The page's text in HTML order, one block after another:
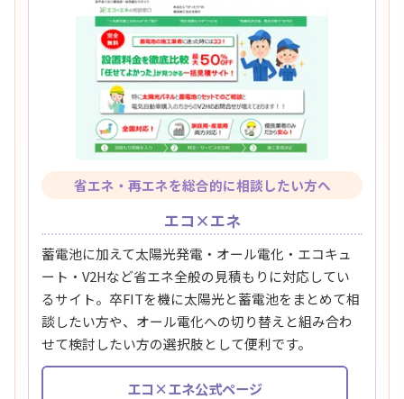
省エネ・再エネを総合的に相談したい方へ
エコ×エネ
蓄電池に加えて太陽光発電・オール電化・エコキュ
ート・V2Hなど省エネ全般の見積もりに対応してい
るサイト。卒FITを機に太陽光と蓄電池をまとめて相
談したい方や、オール電化への切り替えと組み合わ
せて検討したい方の選択肢として便利です。
エコ×エネ公式ページ